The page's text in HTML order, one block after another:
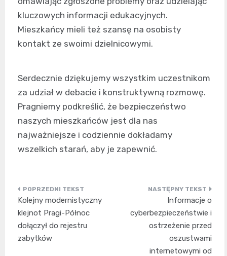
kluczowych informacji edukacyjnych.
Mieszkańcy mieli też szansę na osobisty
kontakt ze swoimi dzielnicowymi.
Serdecznie dziękujemy wszystkim uczestnikom
za udział w debacie i konstruktywną rozmowę.
Pragniemy podkreślić, że bezpieczeństwo
naszych mieszkańców jest dla nas
najważniejsze i codziennie dokładamy
wszelkich starań, aby je zapewnić.
Nawigacja
wpisu
Kolejny modernistyczny
klejnot Pragi-Północ
dołączył do rejestru
zabytków
Informacje o
cyberbezpieczeństwie i
ostrzeżenie przed
oszustwami
internetowymi od